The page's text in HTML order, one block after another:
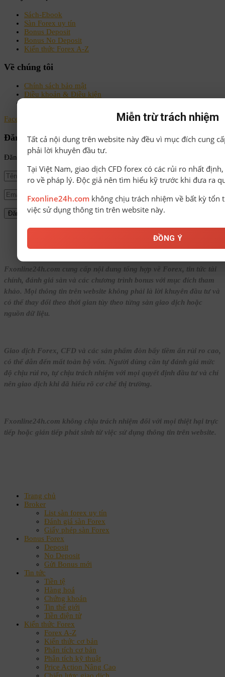
Sách-Ebook
Sàn Forex uy tín
Bonus Deposit
Bonus No Deposit
Kiến thức Forex A-Z
Về chúng tôi
Chính sách bảo mật
Điều khoản & Điều kiện
Facebook
Youtube Email
Đăng ký nhận tin
Đăng ký để nhận tin tức mới nhất từ FxOnline24h!
© Bản quyền thuộc về FxOnline24h.
Fxonline24h.com cung cấp nội dung tổng hợp về Forex, tin tức tài
chính, đánh giá sàn và các chương trình bonus với mục đích tham
khảo. Mọi thông tin trên website không phải là lời khuyên đầu tư và
có thể thay đổi theo thời gian tùy theo từng sàn giao dịch hoặc
nguồn dữ liệu.
Giao dịch Forex, CFD và các sản phẩm đòn bẩy tiềm ẩn rủi ro cao,
có thể dẫn đến mất toàn bộ vốn. Người dùng cần tự đánh giá mức
độ chịu rủi ro, tự chịu trách nhiệm với mọi quyết định đầu tư và chỉ
nên giao dịch khi đã hiểu rõ cơ chế thị trường.
Fxonline24h.com không chịu trách nhiệm đối với mọi thiệt hại trực
tiếp hoặc gián tiếp phát sinh từ việc sử dụng thông tin trên website.
Trang chủ
Broker
List sàn forex uy tín
Đánh giá sàn Forex
Giấy phép sàn Forex
Bonus Forex
Deposit
No Deposit
Gửi Bonus mới
Tin tức
Tiền tệ
Hàng hoá
Chứng khoán
Tin thế giới
Tiền điện tử
Kiến thức Forex
Forex A-Z
Kiến thức cơ bản
Phân tích cơ bản
Phân tích kỹ thuật
Price Action Nâng Cao
Miễn trừ trách nhiệm
Tất cả nội dung trên website này đều vì mục đích cung
phải lời khuyên đầu tư.
Tại Việt Nam, giao dịch CFD forex có các rủi ro nhất
ro về pháp lý. Độc giả nên tìm hiểu kỹ trước khi đưa ra
Fxonline24h.com không chịu trách nhiệm về bất kỳ tổn
việc sử dụng thông tin trên website này.
ĐỒNG Ý